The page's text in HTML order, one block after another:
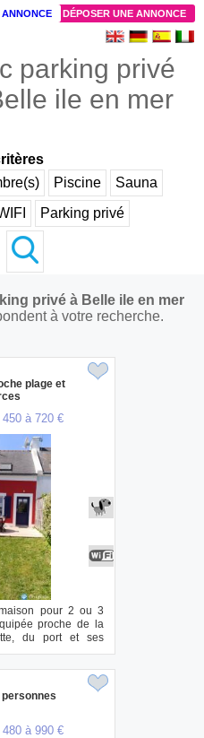
parking privé
ile en mer
Piscine
Sauna
Parking privé
privé à Belle ile en mer
à votre recherche.
plage et
à 720 €
pour 2 ou 3
proche de la
du port et ses
à 990 €
DÉPOSER UNE ANNONCE